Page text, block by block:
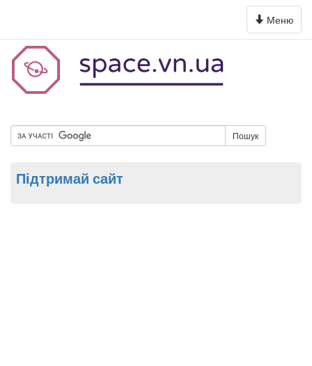
Toggle
navigation
Меню
Пошук
Підтримай сайт